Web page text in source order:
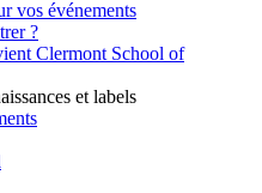
vos événements
?
Clermont School of
et labels